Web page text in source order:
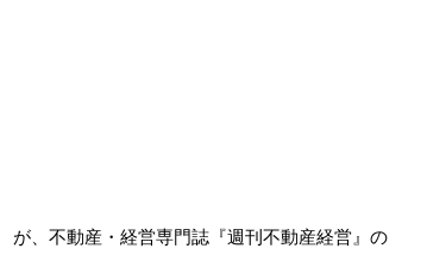
が、不動産・経営専門誌『週刊不動産経営』の